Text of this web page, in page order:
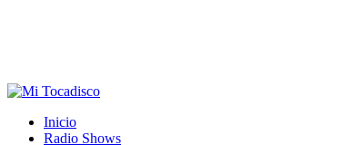
Inicio
Radio Shows